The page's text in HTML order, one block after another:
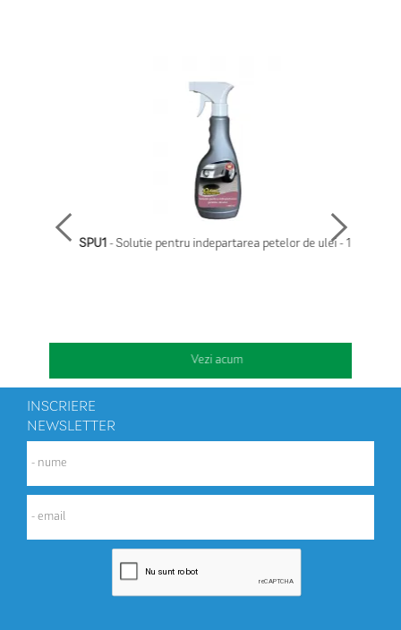
SPU1- Solutie pentru indepartarea petelor de ulei - 1l
Vezi acum
INSCRIERE
NEWSLETTER